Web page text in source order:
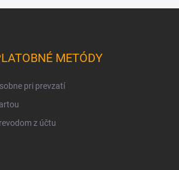
METÓDY
pri prevzatí
z účtu